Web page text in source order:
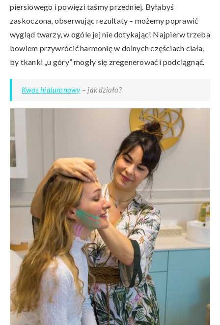
piersiowego i powięzi taśmy przedniej. Byłabyś
zaskoczona, obserwując rezultaty – możemy poprawić
wygląd twarzy, w ogóle jej nie dotykając! Najpierw trzeba
bowiem przywrócić harmonię w dolnych częściach ciała,
by tkanki „u góry” mogły się zregenerować i podciągnąć.
Kwas hialuronowy– jak działa?